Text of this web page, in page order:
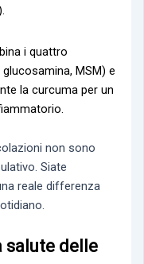
i quattro
MSM) e
la curcuma per un
non sono
Siate
reale differenza
salute delle